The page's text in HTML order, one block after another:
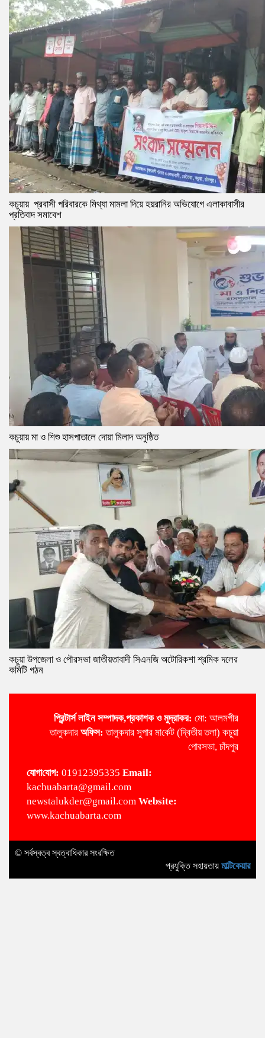
কচুয়ায় প্রবাসী পরিবারকে মিথ্যা মামলা দিয়ে হয়রানির অভিযোগে এলাকাবাসীর
প্রতিবাদ সমাবেশ
কচুয়ায় মা ও শিশু হাসপাতালে দোয়া মিলাদ অনুষ্ঠিত
কচুয়া উপজেলা ও পৌরসভা জাতীয়তাবাদী সিএনজি অটোরিকশা শ্রমিক দলের
কমিটি গঠন
প্রিন্টার্স লাইন সম্পাদক,প্রকাশক ও মুদ্রাকর: মো: আলমগীর
তালুকদার অ‌ফিস:তালুকদার সুপার মা‌র্কেট (দ্বিতীয় তলা) কচুয়া
পোরসভা, চাঁদপুর
‌যোগা‌যোগ: 01912395335 Email:
kachuabarta@gmail.com
newstalukder@gmail.com Website:
www.kachuabarta.com
© সর্বস্বত্ব স্বত্বাধিকার সংরক্ষিত
প্রযুক্তি সহায়তায় মাল্টিকেয়ার